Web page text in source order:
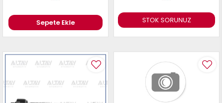
Sepete Ekle STOK SORUNUZ